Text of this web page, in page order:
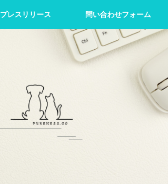
プレスリリース 問い合わせフォーム